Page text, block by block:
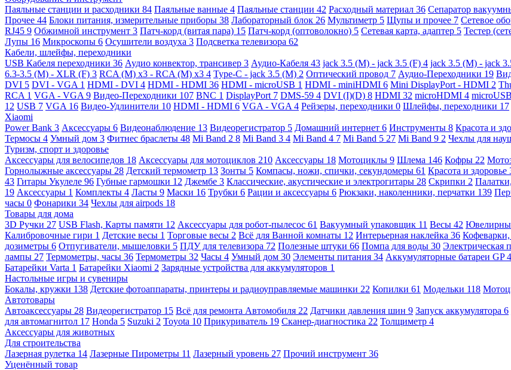
Паяльные станции и расходники 84 Паяльные ванные 4 Паяльные станции 42 Расходный материал 36 Сепаратор
Прочее 44 Блоки питания, измерительные приборы 38 Лабораторный блок 26 Мультиметр 5 Щупы и прочее 7 Сетевое
RJ45 9 Обжимной инструмент 3 Патч-корд (витая пара) 15 Патч-корд (оптоволокно) 5 Сетевая карта, адаптер 5 Тестер
Лупы 16 Микроскопы 6 Осушители воздуха 3 Подсветка телевизора 62
Кабели, шлейфы, переходники
USB Кабеля переходники 36 Аудио конвектор, трансивер 3 Аудио-Кабеля 43 jack 3.5 (M) - jack 3.5 (F) 4 jack 3.5 (M) - jack
6.3-3.5 (M) - XLR (F) 3 RCA (M) x3 - RCA (M) x3 4 Type-C - jack 3.5 (M) 2 Оптический провод 7 Аудио-Переходники 19
DVI 5 DVI - VGA 1 HDMI - DVI 4 HDMI - HDMI 36 HDMI - microUSB 1 HDMI - miniHDMI 6 Mini DisplayPort - HDMI 2
RCA 1 VGA - VGA 9 Видео-Переходники 107 BNC 1 DisplayPort 7 DMS-59 4 DVI (I)(D) 8 HDMI 32 microHDMI 4 microUSB
12 USB 7 VGA 16 Видео-Удлинители 10 HDMI - HDMI 6 VGA - VGA 4 Рейзеры, переходники 0 Шлейфы, переходники 17
Xiaomi
Power Bank 3 Аксессуары 6 Видеонаблюдение 13 Видеорегистратор 5 Домашний интернет 6 Инструменты 8 Красота и
Термосы 4 Умный дом 3 Фитнес браслеты 48 Mi Band 2 8 Mi Band 3 4 Mi Band 4 7 Mi Band 5 27 Mi Band 9 2 Чехлы для
Туризм, спорт и здоровье
Аксессуары для велосипедов 18 Аксессуары для мотоциклов 210 Аксессуары 18 Мотоциклы 9 Шлема 146 Кофры 22
Горнолыжные аксессуары 28 Детский термометр 13 Зонты 5 Компасы, ножи, спички, секундомеры 61 Красота и здоровье
43 Гитары Укулеле 96 Губные гармошки 12 Джембе 3 Классические, акустические и электрогитары 28 Скрипки 2
19 Аксессуары 1 Комплекты 4 Ласты 9 Маски 16 Трубки 6 Рации и аксессуары 6 Рюкзаки, наколенники, перчатки 139
часы 0 Фонарики 34 Чехлы для airpods 18
Товары для дома
3D Ручки 27 USB Flash, Карты памяти 12 Аксессуары для робот-пылесос 61 Вакуумный упаковщик 11 Весы 42
Калибровочные гири 1 Детские весы 1 Торговые весы 2 Всё для Ванной комнаты 12 Интерьерная наклейка 36
дозиметры 6 Отпугиватели, мышеловки 5 ПДУ для телевизора 72 Полезные штуки 66 Помпа для воды 30 Электрическая
лампы 27 Термометры, часы 36 Термометры 32 Часы 4 Умный дом 30 Элементы питания 34 Аккумуляторные батареи GP4
Батарейки Varta 1 Батарейки Xiaomi 2 Зарядные устройства для аккумуляторов 1
Настольные игры и сувениры
Бокалы, кружки 138 Детские фотоаппараты, принтеры и радиоуправляемые машинки 22 Копилки 61 Модельки 118
Автотовары
Автоаксессуары 28 Видеорегистратор 15 Всё для ремонта Автомобиля 22 Датчики давления шин 9 Запуск аккумулятора 6
для автомагнитол 17 Honda 5 Suzuki 2 Toyota 10 Прикуриватель 19 Сканер-диагностика 22 Толщиметр 4
Аксессуары для животных
Для строительства
Лазерная рулетка 14 Лазерные Пирометры 11 Лазерный уровень 27 Прочий инструмент 36
Уценённый товар